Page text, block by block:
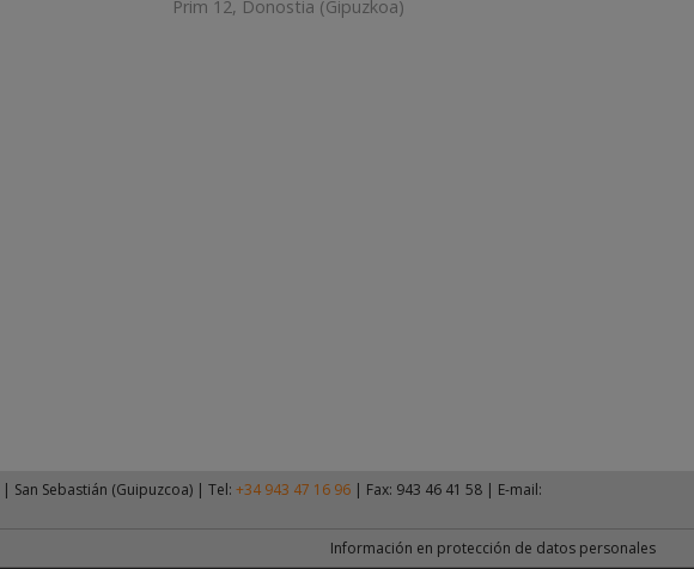
Prim 12, Donostia (Gipuzkoa)
| San Sebastián (Guipuzcoa) | Tel: +34 943 47 16 96 | Fax: 943 46 41 58 | E-mail:
Información en protección de datos personales